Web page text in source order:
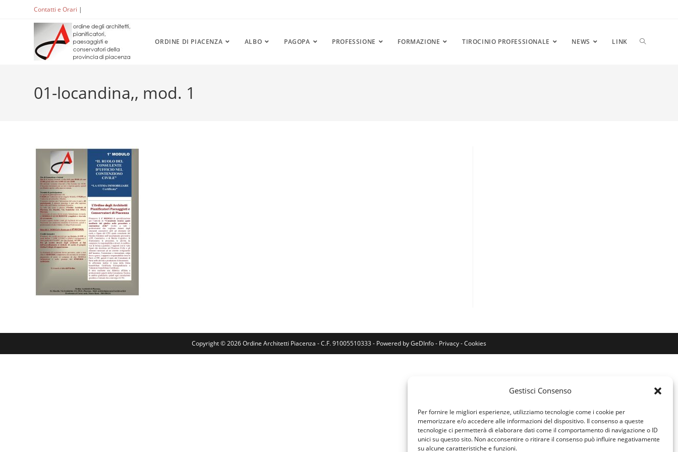
Gestisci Consenso
Per fornire le migliori esperienze, utilizziamo tecnologie come i cookie per
memorizzare e/o accedere alle informazioni del dispositivo. Il consenso a queste
tecnologie ci permetterà di elaborare dati come il comportamento di navigazione o ID
unici su questo sito. Non acconsentire o ritirare il consenso può influire negativamente
su alcune caratteristiche e funzioni.
Contatti e Orari |
ORDINE DI PIACENZA ALBO PAGOPA PROFESSIONE FORMAZIONE TIROCINIO PROFESSIONALE NEWS LINK ATTIVA/
01-locandina,, mod. 1
Copyright © 2026 Ordine Architetti Piacenza - C.F. 91005510333 - Powered byGeDInfo- Privacy-Cookies